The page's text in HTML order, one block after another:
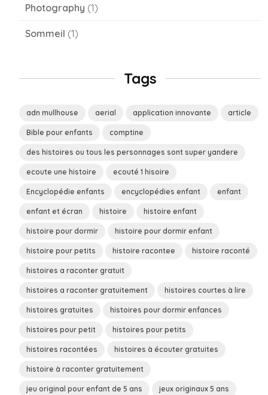
Photography (1)
Sommeil (1)
Tags
adn mullhouse aerial application innovante article
Bible pour enfants comptine
des histoires ou tous les personnages sont super yandere
ecoute une histoire ecouté 1 hisoire
Encyclopédie enfants encyclopédies enfant enfant
enfant et écran histoire histoire enfant
histoire pour dormir histoire pour dormir enfant
histoire pour petits histoire racontee histoire raconté
histoires a raconter gratuit
histoires a raconter gratuitement histoires courtes à lire
histoires gratuites histoires pour dormir enfances
histoires pour petit histoires pour petits
histoires racontées histoires à écouter gratuites
histoire à raconter gratuitement
jeu original pour enfant de 5 ans jeux originaux 5 ans